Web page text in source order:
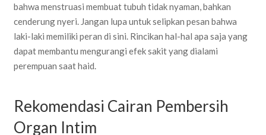
bahwa menstruasi membuat tubuh tidak nyaman, bahkan
cenderung nyeri. Jangan lupa untuk selipkan pesan bahwa
laki-laki memiliki peran di sini. Rincikan hal-hal apa saja yang
dapat membantu mengurangi efek sakit yang dialami
perempuan saat haid.
Rekomendasi Cairan Pembersih
Organ Intim